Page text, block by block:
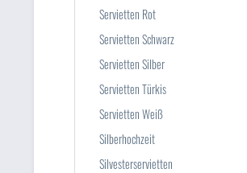
Servietten Rot
Servietten Schwarz
Servietten Silber
Servietten Türkis
Servietten Weiß
Silberhochzeit
Silvesterservietten